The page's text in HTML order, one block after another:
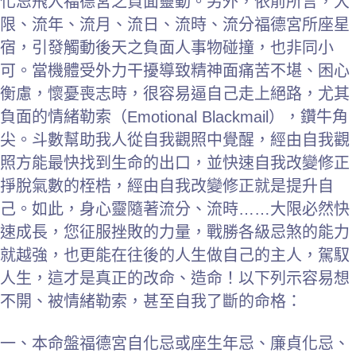
限、流年、流月、流日、流時、流分福德宮所座星
宿，引發觸動後天之負面人事物碰撞，也非同小
可。當機體受外力干擾導致精神面痛苦不堪、困心
衡慮，懷憂喪志時，很容易逼自己走上絕路，尤其
負面的情緒勒索（Emotional Blackmail），鑽牛角
尖。斗數幫助我人從自我觀照中覺醒，經由自我觀
照方能最快找到生命的出口，並快速自我改變修正
掙脫氣數的桎梏，經由自我改變修正就是提升自
己。如此，身心靈隨著流分、流時……大限必然快
速成長，您征服挫敗的力量，戰勝各級忌煞的能力
就越強，也更能在往後的人生做自己的主人，駕馭
人生，這才是真正的改命、造命！以下列示容易想
不開、被情緒勒索，甚至自我了斷的命格：
一、本命盤福德宮自化忌或座生年忌、廉貞化忌、